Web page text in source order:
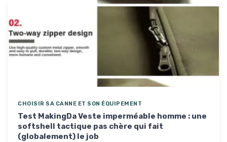
CHOISIR SA CANNE ET SON ÉQUIPEMENT
Test MakingDa Veste imperméable homme : une
softshell tactique pas chère qui fait
(globalement) le job